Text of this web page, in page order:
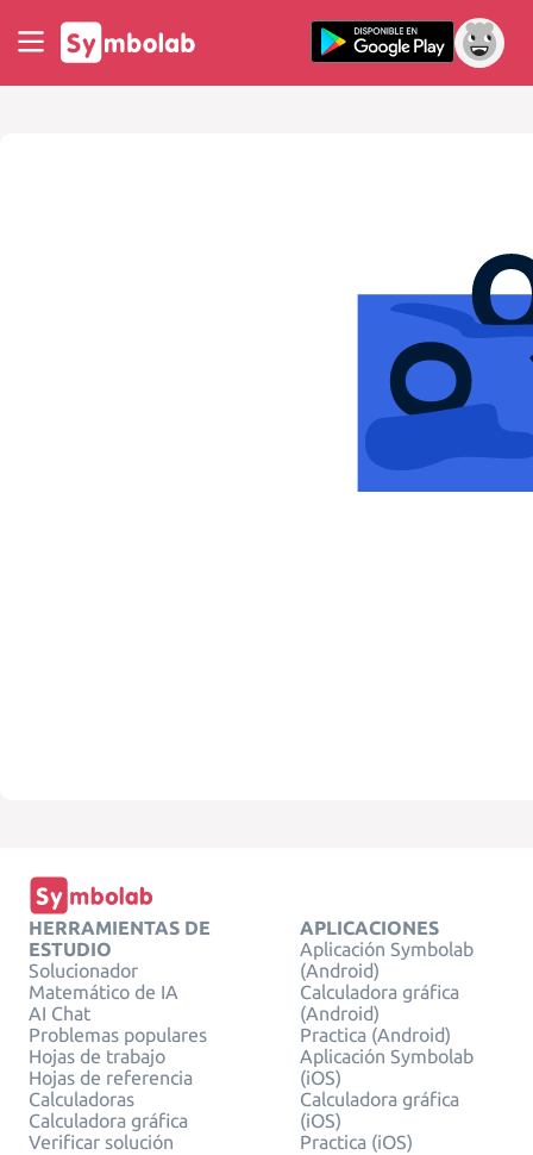
HERRAMIENTAS DE
ESTUDIO
Solucionador
Matemático de IA
AI Chat
Problemas populares
Hojas de trabajo
Hojas de referencia
Calculadoras
Calculadora gráfica
Verificar solución
APLICACIONES
Aplicación Symbolab
(Android)
Calculadora gráfica
(Android)
Practica (Android)
Aplicación Symbolab
(iOS)
Calculadora gráfica
(iOS)
Practica (iOS)